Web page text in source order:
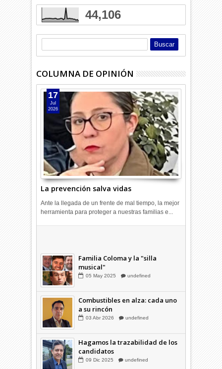
44,106
COLUMNA DE OPINIÓN
La prevención salva vidas
17
Jul
2026
Ante la llegada de un frente de mal tiempo, la mejor
herramienta para proteger a nuestras familias e...
Familia Coloma y la "silla
05 May 2025 undefined
Combustibles en alza: cada uno
03Abr 2026 undefined
Hagamos la trazabilidad de los